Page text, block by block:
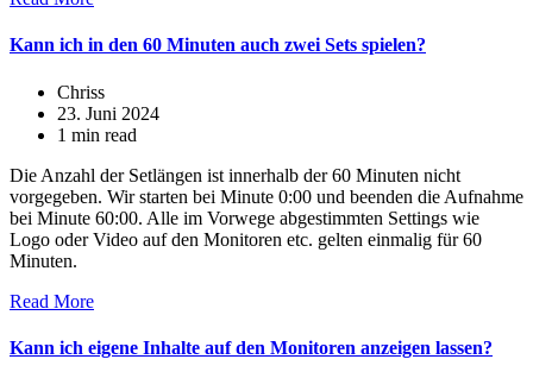
Kann ich in den 60 Minuten auch zwei Sets spielen?
Chriss
23. Juni 2024
1 min read
Die Anzahl der Setlängen ist innerhalb der 60 Minuten nicht
vorgegeben. Wir starten bei Minute 0:00 und beenden die Aufnahme
bei Minute 60:00. Alle im Vorwege abgestimmten Settings wie
Logo oder Video auf den Monitoren etc. gelten einmalig für 60
Minuten.
Read More
Kann ich eigene Inhalte auf den Monitoren anzeigen lassen?